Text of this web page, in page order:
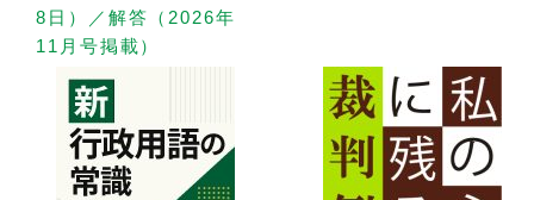
8日）／解答（2026年
11月号掲載）